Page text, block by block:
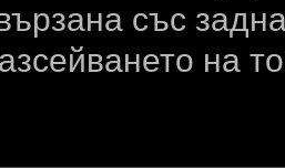
със
на